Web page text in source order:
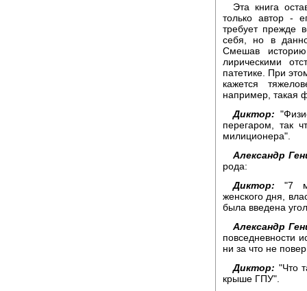
Эта книга
только автор -
требует прежде
себя, но в
Смешав историю
лирическими
патетике. При
кажется
например, такая
Диктор:
перегаром, так
милиционера".
Александр
рода:
Диктор: "7
женского дня,
была введена
Александр
повседневности
ни за что не
Диктор: "Что
крыше ГПУ".